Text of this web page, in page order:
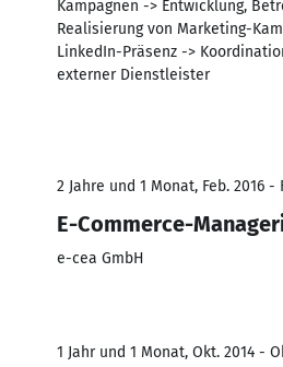
Kampagnen -> Entwicklung,
Realisierung von Marketing-
LinkedIn-Präsenz ->
externer Dienstleister
2 Jahre und 1 Monat, Feb. 2016 -
E-Commerce-
e-cea GmbH
1 Jahr und 1 Monat, Okt. 2014 -